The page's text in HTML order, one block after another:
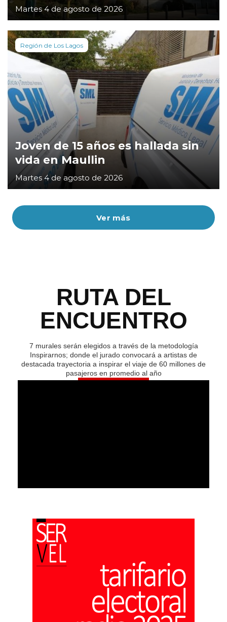
Ver más
Martes 4 de agosto de 2026
Región de Los Lagos
Joven de 15 años es hallada sin
vida en Maullin
Martes 4 de agosto de 2026
RUTA DEL
ENCUENTRO
7 murales serán elegidos a través de la metodología
Inspirarnos; donde el jurado convocará a artistas de
destacada trayectoria a inspirar el viaje de 60 millones de
pasajeros en promedio al año